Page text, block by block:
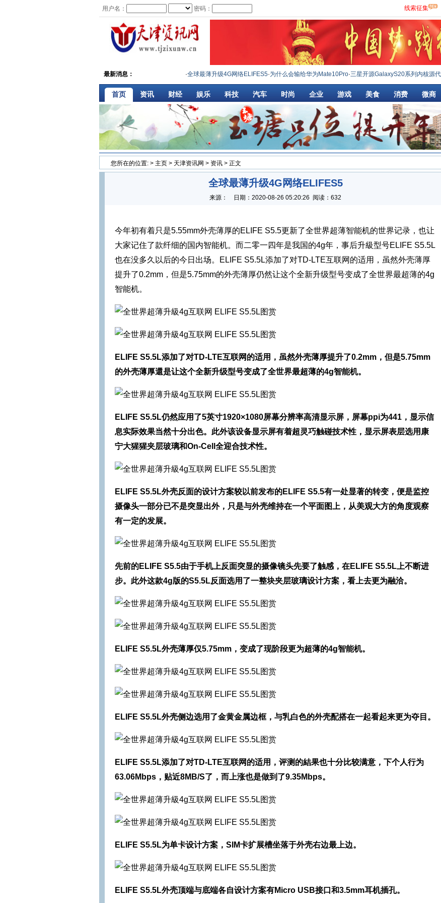
用户名： 密码： 线索征集
最新消息： 全球最薄升级4G网络ELIFES5·为什么会输给华为Mate10Pro·三星开源GalaxyS20系列内核源代
首页 资讯 财经 娱乐 科技 汽车 时尚 企业 游戏 美食 消费 微商
您所在的位置: > 主页 > 天津资讯网 > 资讯 > 正文
全球最薄升级4G网络ELIFES5
来源： 日期： 2020-08-26 05:20:26 阅读：632
今年初有着只是5.55mm外壳薄厚的ELIFE S5.5更新了全世界超薄智能机的世界记录，也让
大家记住了款纤细的国内智能机。而二零一四年是我国的4g年，事后升級型号ELIFE S5.5L
也在没多久以后的今日出场。ELIFE S5.5L添加了对TD-LTE互联网的适用，虽然外壳薄厚
提升了0.2mm，但是5.75mm的外壳薄厚仍然让这个全新升级型号变成了全世界最超薄的4g
智能机。
ELIFE S5.5L添加了对TD-LTE互联网的适用，虽然外壳薄厚提升了0.2mm，但是5.75mm
的外壳薄厚還是让这个全新升级型号变成了全世界最超薄的4g智能机。
ELIFE S5.5L仍然应用了5英寸1920×1080屏幕分辨率高清显示屏，屏幕ppi为441，显示信
息实际效果当然十分出色。此外该设备显示屏有着超灵巧触碰技术性，显示屏表层选用康
宁大猩猩夹层玻璃和On-Cell全迎合技术性。
ELIFE S5.5L外壳反面的设计方案较以前发布的ELIFE S5.5有一处显著的转变，便是监控
摄像头一部分已不是突显出外，只是与外壳维持在一个平面图上，从美观大方的角度观察
有一定的发展。
先前的ELIFE S5.5由于手机上反面突显的摄像镜头先要了触感，在ELIFE S5.5L上不断进
步。此外这款4g版的S5.5L反面选用了一整块夹层玻璃设计方案，看上去更为融洽。
ELIFE S5.5L外壳薄厚仅5.75mm，变成了现阶段更为超薄的4g智能机。
ELIFE S5.5L外壳侧边选用了金黄金属边框，与乳白色的外壳配搭在一起看起来更为夺目。
ELIFE S5.5L添加了对TD-LTE互联网的适用，评测的結果也十分比较满意，下个人行为
63.06Mbps，贴近8MB/S了，而上涨也是做到了9.35Mbps。
ELIFE S5.5L为单卡设计方案，SIM卡扩展槽坐落于外壳右边最上边。
ELIFE S5.5L外壳顶端与底端各自设计方案有Micro USB接口和3.5mm耳机插孔。